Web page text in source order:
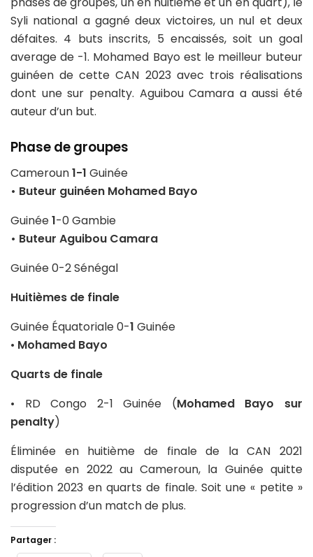
Syli national a gagné deux victoires, un nul et deux
défaites. 4 buts inscrits, 5 encaissés, soit un goal
average de -1. Mohamed Bayo est le meilleur buteur
guinéen de cette CAN 2023 avec trois réalisations
dont une sur penalty. Aguibou Camara a aussi été
auteur d’un but.
Phase de groupes
Cameroun1-1 Guinée
• Buteur guinéen Mohamed Bayo
Guinée1-0 Gambie
• Buteur Aguibou Camara
Guinée 0-2 Sénégal
Huitièmes de finale
Guinée Équatoriale 0-1 Guinée
• Mohamed Bayo
Quarts de finale
• RD Congo 2-1 Guinée (Mohamed Bayo sur
penalty)
Éliminée en huitième de finale de la CAN 2021
disputée en 2022 au Cameroun, la Guinée quitte
l’édition 2023 en quarts de finale. Soit une « petite »
progression d’un match de plus.
Partager :